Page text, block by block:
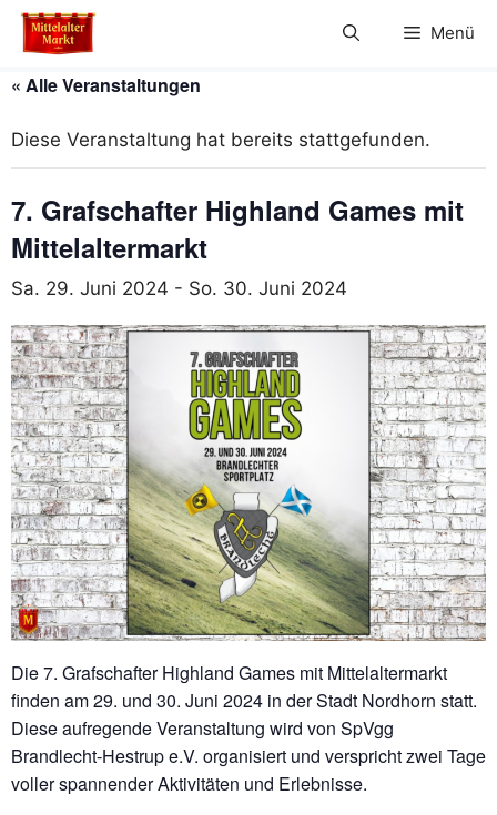
Zum
Inhalt
Menü
« Alle Veranstaltungen
Diese Veranstaltung hat bereits stattgefunden.
7. Grafschafter Highland Games mit
Mittelaltermarkt
Sa. 29. Juni 2024 - So. 30. Juni 2024
Die 7. Grafschafter Highland Games mit Mittelaltermarkt
finden am 29. und 30. Juni 2024 in der Stadt Nordhorn statt.
Diese aufregende Veranstaltung wird von SpVgg
Brandlecht-Hestrup e.V. organisiert und verspricht zwei Tage
voller spannender Aktivitäten und Erlebnisse.